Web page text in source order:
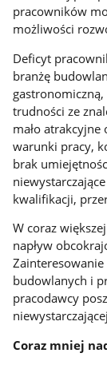
pracowników
możliwości
Deficyt
branżę
trudności ze
mało
warunki pracy,
brak
kwalifikacji,
W coraz
napływ
budowlanych i
pracodawcy
Coraz mniej